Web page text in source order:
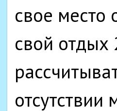
свое место
свой отдых
отсутствии